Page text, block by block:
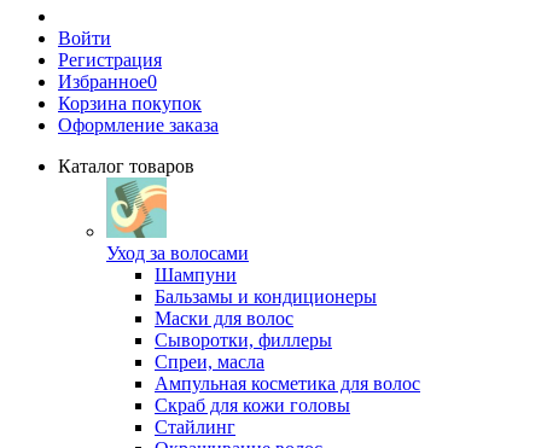
Войти
Регистрация
Избранное0
Корзина покупок
Оформление заказа
Каталог товаров
Уход за волосами
Шампуни
Бальзамы и кондиционеры
Маски для волос
Сыворотки, филлеры
Спреи, масла
Ампульная косметика для волос
Скраб для кожи головы
Стайлинг